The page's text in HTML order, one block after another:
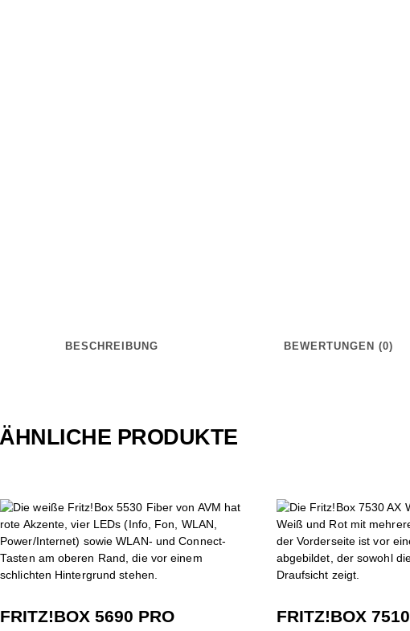
BESCHREIBUNG BEWERTUNGEN (0)
ÄHNLICHE PRODUKTE
FRITZ!BOX 5690 PRO FRITZ!BOX 7510